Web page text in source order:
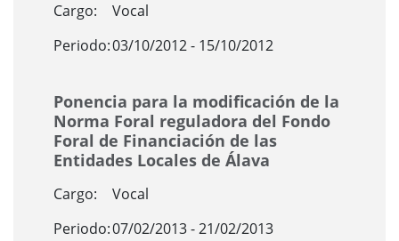
Cargo:
Vocal
Periodo:03/10/2012 - 15/10/2012
Ponencia para la modificación de la
Norma Foral reguladora del Fondo
Foral de Financiación de las
Entidades Locales de Álava
Cargo:
Vocal
Periodo:07/02/2013 - 21/02/2013